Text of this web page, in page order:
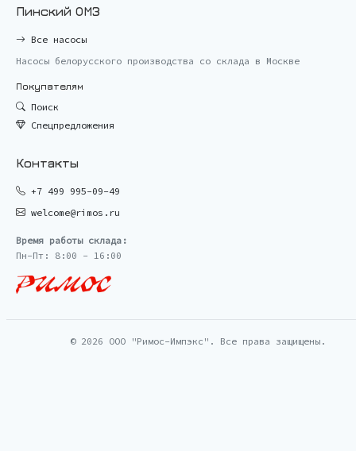
Пинский ОМЗ
Все насосы
Насосы белорусского производства со склада в Москве
Покупателям
Поиск
Спецпредложения
Контакты
+7 499 995-09-49
welcome@rimos.ru
Время работы склада:
Пн-Пт: 8:00 - 16:00
© 2026 ООО "Римос-Импэкс". Все права защищены.